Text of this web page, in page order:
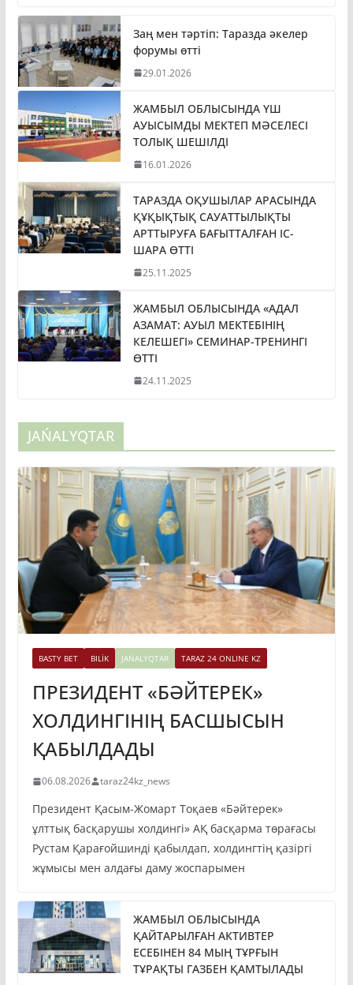
Заң мен тәртіп: Таразда әкелер
форумы өтті
29.01.2026
ЖАМБЫЛ ОБЛЫСЫНДА ҮШ
АУЫСЫМДЫ МЕКТЕП МӘСЕЛЕСІ
ТОЛЫҚ ШЕШІЛДІ
16.01.2026
ТАРАЗДА ОҚУШЫЛАР АРАСЫНДА
ҚҰҚЫҚТЫҚ САУАТТЫЛЫҚТЫ
АРТТЫРУҒА БАҒЫТТАЛҒАН ІС-
ШАРА ӨТТІ
25.11.2025
ЖАМБЫЛ ОБЛЫСЫНДА «АДАЛ
АЗАМАТ: АУЫЛ МЕКТЕБІНІҢ
КЕЛЕШЕГІ» СЕМИНАР-ТРЕНИНГІ
ӨТТІ
24.11.2025
JAŃALYQTAR
BASTY BET BILİK JAŃALYQTAR TARAZ 24 ONLINE KZ
ПРЕЗИДЕНТ «БӘЙТЕРЕК»
ХОЛДИНГІНІҢ БАСШЫСЫН
ҚАБЫЛДАДЫ
06.08.2026 taraz24kz_news
Президент Қасым-Жомарт Тоқаев «Бәйтерек»
ұлттық басқарушы холдингі» АҚ басқарма төрағасы
Рустам Қарағойшинді қабылдап, холдингтің қазіргі
жұмысы мен алдағы даму жоспарымен
ЖАМБЫЛ ОБЛЫСЫНДА
ҚАЙТАРЫЛҒАН АКТИВТЕР
ЕСЕБІНЕН 84 МЫҢ ТҰРҒЫН
ТҰРАҚТЫ ГАЗБЕН ҚАМТЫЛАДЫ